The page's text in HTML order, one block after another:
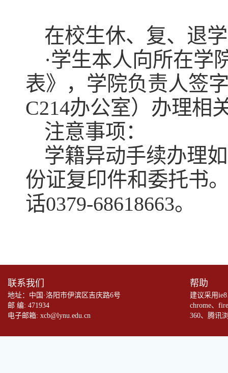
在校生休、复、退
·学生本人向所在学
表》，学院负责人签
C214办公室）办理相
注意事项：
学籍异动手续办理
份证复印件和委托书
话0379-68618663。
联系我们
地址：中国·洛阳市伊滨区吉庆路6号
邮 编: 471934
电子邮箱: xcb@lynu.edu.cn
帮助
建议采用
chrome、
360、腾讯